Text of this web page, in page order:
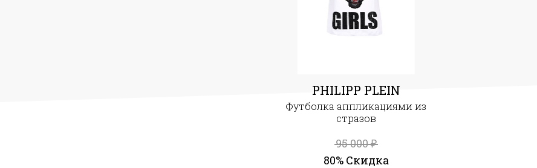
PHILIPP PLEIN
Футболка аппликациями из
стразов
95 000₽
80% Скидка